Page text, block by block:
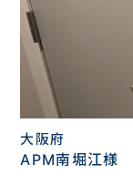
大阪府
APM南堀江様